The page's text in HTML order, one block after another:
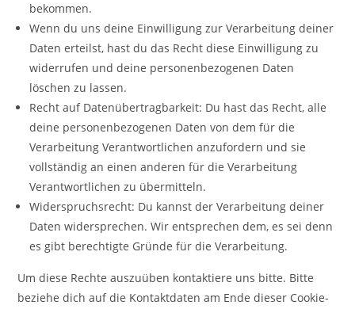
bekommen.
Wenn du uns deine Einwilligung zur Verarbeitung deiner
Daten erteilst, hast du das Recht diese Einwilligung zu
widerrufen und deine personenbezogenen Daten
löschen zu lassen.
Recht auf Datenübertragbarkeit: Du hast das Recht, alle
deine personenbezogenen Daten von dem für die
Verarbeitung Verantwortlichen anzufordern und sie
vollständig an einen anderen für die Verarbeitung
Verantwortlichen zu übermitteln.
Widerspruchsrecht: Du kannst der Verarbeitung deiner
Daten widersprechen. Wir entsprechen dem, es sei denn
es gibt berechtigte Gründe für die Verarbeitung.
Um diese Rechte auszuüben kontaktiere uns bitte. Bitte
beziehe dich auf die Kontaktdaten am Ende dieser Cookie-